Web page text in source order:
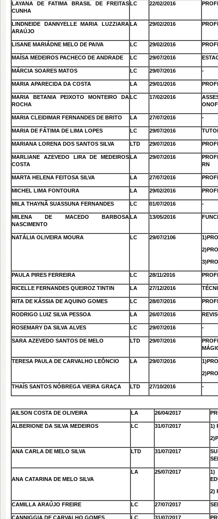
LAYANA DE FATIMA BRASIL DE FREITAS
CUNHA
LC 22/02/2016
LINDNEIDE DANNYELLE MARIA LUZZIARA
ARAÚJO
LA 29/02/2016
LISANE MARIÁDNE MELO DE PAIVA LC 29/02/2016
MAÍSA MEDEIROS PACHECO DE ANDRADE LC 29/07/2016
MÁRCIA SOARES MATOS LC 29/07/2016 -
MARIA APARECIDA DA COSTA LA 29/01/2016
MARIA BETANIA PEIXOTO MONTEIRO DA
ROCHA
LC 17/02/2016
MARIA CLEIDIMAR FERNANDES DE BRITO LA 27/07/2016 -
MARIA DE FÁTIMA DE LIMA LOPES LC 29/07/2016
MARIANA LORENA DOS SANTOS SILVA LTD 29/07/2016
MARLIANE AZEVEDO LIRA DE MEDEIROS
COSTA
LA 29/07/2016
RN
MARTA HELENA FEITOSA SILVA LA 27/07/2016
MICHEL LIMA FONTOURA LA 29/02/2016
MILA THAYNÃ SUASSUNA FERNANDES LC 01/07/2016 -
MILENA DE MACEDO BARBOSA
NASCIMENTO
LA 13/05/2016
NATÁLIA OLIVEIRA MOURA LC 29/07/2106
PAULA PIRES FERREIRA LC 28/11/2016
RICELLE FERNANDES QUEIROZ TINTIN LA 27/12/2016
RITA DE KÁSSIA DE AQUINO GOMES LC 28/07/2016
RODRIGO LUIZ SILVA PESSOA LA 26/07/2016
ROSEMARY DA SILVA ALVES LC 29/07/2016 -
SARA AZEVEDO SANTOS DE MELO LTD 29/07/2016
TERESA PAULA DE CARVALHO LEÔNCIO LA 29/07/2016
THAÍS SANTOS NÓBREGA VIEIRA GRAÇA LTD 27/10/2016 -
AILSON COSTA DE OLIVEIRA LA 26/04/2017
ALBERIONE DA SILVA MEDEIROS LC 31/07/2017 1)
ANA CARLA DE MELO SILVA LTD 31/07/2017
ANA CATARINA DE MELO SILVA
LA 25/07/2017
1)
2)
CAMILLA ARAÚJO FREIRE LC 27/07/2017
CANNIGGIA DE CARVALHO GOMES LC 31/07/2017